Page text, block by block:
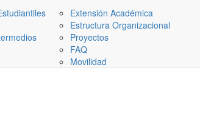
Extensión Académica
Estructura Organizacional
Proyectos
FAQ
Movilidad